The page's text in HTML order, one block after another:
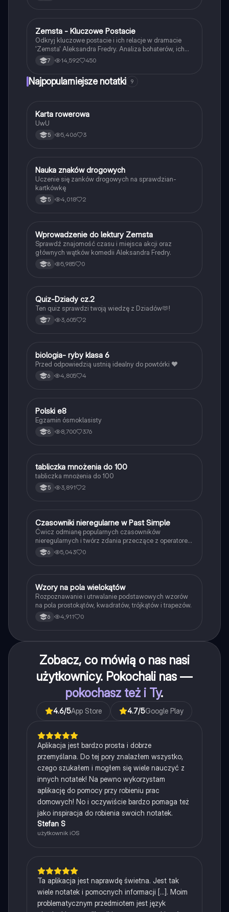
Język polski
Zemsta - Kluczowe Postacie
Odkryj kluczowe postacie i ich relacje w dramacie
'Zemsta' Aleksandra Fredry. Analiza bohaterów, ich
cech oraz kontekstu historycznego akcji. Idealne dla
uczniów przygotowujących się do lekcji lub
7 14,592 450
Najpopularniejsze notatki 9
KTechnika
Karta rowerowa
UwU
5 5,406 3
NTechnika
Nauka znaków drogowych
Uczenie się zanków drogowych na sprawdzian-
kartkówkę
5 4,018 2
WJęzyk polski
Wprowadzenie do lektury Zemsta
Sprawdź znajomość czasu i miejsca akcji oraz
głównych wątków komedii Aleksandra Fredry.
8 5,985 0
QJęzyk polski
Quiz-Dziady cz.2
Ten quiz sprawdzi twoją wiedzę z Dziadów🫶!
7 3,605 2
BBiologia
biologia- ryby klasa 6
Przed odpowiedzią ustnią idealny do powtórki ❤️
6 4,805 4
Język polski
Polski e8
Egzamin ósmoklasisty
8 8,700 376
TMatematyka
tabliczka mnożenia do 100
tabliczka mnożenia do 100
5 3,891 2
CJęzyk angielski
Czasowniki nieregularne w Past Simple
Ćwicz odmianę popularnych czasowników
nieregularnych i twórz zdania przeczące z operatorem
didn't w czasie Past Simple.
6 5,043 0
WMatematyka
Wzory na pola wielokątów
Rozpoznawanie i utrwalanie podstawowych wzorów
na pola prostokątów, kwadratów, trójkątów i trapezów.
6 4,911 0
Zobacz, co mówią o nas nasi
użytkownicy. Pokochali nas —
pokochasz też i Ty.
4.6/5App Store 4.7/5Google Play
Aplikacja jest bardzo prosta i dobrze
przemyślana. Do tej pory znalazłem wszystko,
czego szukałem i mogłem się wiele nauczyć z
innych notatek! Na pewno wykorzystam
aplikację do pomocy przy robieniu prac
domowych! No i oczywiście bardzo pomaga też
jako inspiracja do robienia swoich notatek.
Stefan S
użytkownik iOS
Ta aplikacja jest naprawdę świetna. Jest tak
wiele notatek i pomocnych informacji [...]. Moim
problematycznym przedmiotem jest język